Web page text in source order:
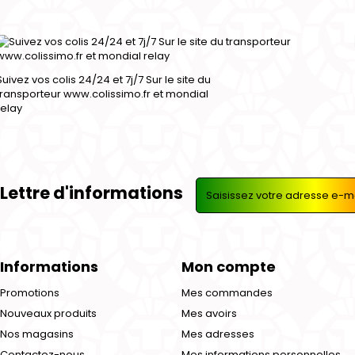
vos colis 24/24 et 7j/7 Sur le site du
www.colissimo.fr et mondial
Lettre d'informations
Informations
Promotions
Nouveaux produits
Nos magasins
Mon compte
Mes commandes
Mes avoirs
Mes adresses